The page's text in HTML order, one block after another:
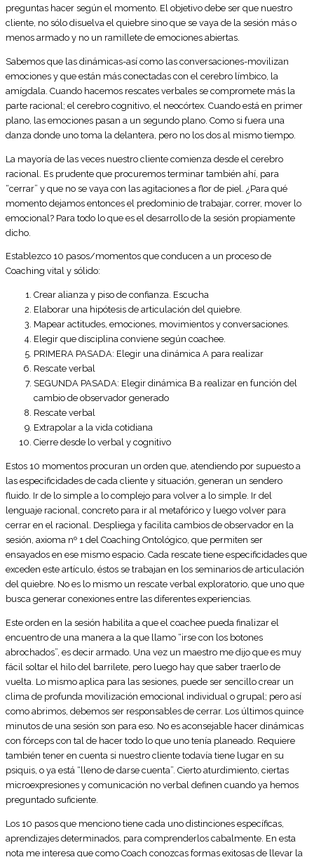
preguntas hacer según el momento. El objetivo debe ser que nuestro
cliente, no sólo disuelva el quiebre sino que se vaya de la sesión más o
menos armado y no un ramillete de emociones abiertas.
Sabemos que las dinámicas-así como las conversaciones-movilizan
emociones y que están más conectadas con el cerebro límbico, la
amígdala. Cuando hacemos rescates verbales se compromete más la
parte racional; el cerebro cognitivo, el neocórtex. Cuando está en primer
plano, las emociones pasan a un segundo plano. Como si fuera una
danza donde uno toma la delantera, pero no los dos al mismo tiempo.
La mayoría de las veces nuestro cliente comienza desde el cerebro
racional. Es prudente que procuremos terminar también ahí, para
“cerrar” y que no se vaya con las agitaciones a flor de piel. ¿Para qué
momento dejamos entonces el predominio de trabajar, correr, mover lo
emocional? Para todo lo que es el desarrollo de la sesión propiamente
dicho.
Establezco 10 pasos/momentos que conducen a un proceso de
Coaching vital y sólido:
Crear alianza y piso de confianza. Escucha
Elaborar una hipótesis de articulación del quiebre.
Mapear actitudes, emociones, movimientos y conversaciones.
Elegir que disciplina conviene según coachee.
PRIMERA PASADA: Elegir una dinámica A para realizar
Rescate verbal
SEGUNDA PASADA: Elegir dinámica B a realizar en función del
cambio de observador generado
Rescate verbal
Extrapolar a la vida cotidiana
Cierre desde lo verbal y cognitivo
Estos 10 momentos procuran un orden que, atendiendo por supuesto a
las especificidades de cada cliente y situación, generan un sendero
fluido. Ir de lo simple a lo complejo para volver a lo simple. Ir del
lenguaje racional, concreto para ir al metafórico y luego volver para
cerrar en el racional. Despliega y facilita cambios de observador en la
sesión, axioma nº 1 del Coaching Ontológico, que permiten ser
ensayados en ese mismo espacio. Cada rescate tiene especificidades que
exceden este artículo, éstos se trabajan en los seminarios de articulación
del quiebre. No es lo mismo un rescate verbal exploratorio, que uno que
busca generar conexiones entre las diferentes experiencias.
Este orden en la sesión habilita a que el coachee pueda finalizar el
encuentro de una manera a la que llamo “irse con los botones
abrochados”, es decir armado. Una vez un maestro me dijo que es muy
fácil soltar el hilo del barrilete, pero luego hay que saber traerlo de
vuelta. Lo mismo aplica para las sesiones, puede ser sencillo crear un
clima de profunda movilización emocional individual o grupal; pero así
como abrimos, debemos ser responsables de cerrar. Los últimos quince
minutos de una sesión son para eso. No es aconsejable hacer dinámicas
con fórceps con tal de hacer todo lo que uno tenía planeado. Requiere
también tener en cuenta si nuestro cliente todavía tiene lugar en su
psiquis, o ya está “lleno de darse cuenta”. Cierto aturdimiento, ciertas
microexpresiones y comunicación no verbal definen cuando ya hemos
preguntado suficiente.
Los 10 pasos que menciono tiene cada uno distinciones específicas,
aprendizajes determinados, para comprenderlos cabalmente. En esta
nota me interesa que como Coach conozcas formas exitosas de llevar la